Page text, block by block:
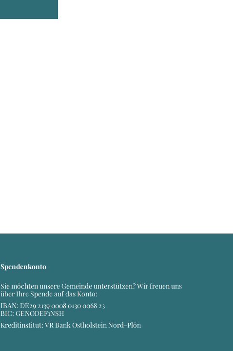
Spendenkonto
Sie möchten unsere Gemeinde unterstützen? Wir freuen uns
über Ihre Spende auf das Konto:
IBAN: DE29 2139 0008 0130 0068 23
BIC: GENODEF1NSH
Kreditinstitut: VR Bank Ostholstein Nord-Plön